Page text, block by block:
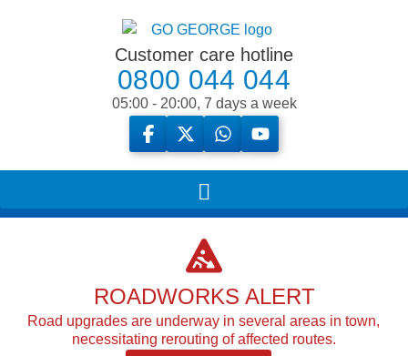
Customer care hotline
0800 044 044
05:00 - 20:00, 7 days a week
ROADWORKS ALERT
Road upgrades are underway in several areas in town,
necessitating rerouting of affected routes.